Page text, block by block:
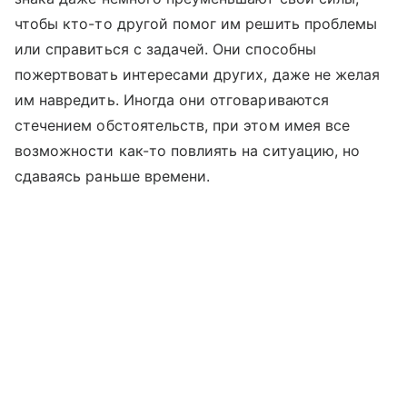
чтобы кто-то другой помог им решить проблемы
или справиться с задачей. Они способны
пожертвовать интересами других, даже не желая
им навредить. Иногда они отговариваются
стечением обстоятельств, при этом имея все
возможности как-то повлиять на ситуацию, но
сдаваясь раньше времени.